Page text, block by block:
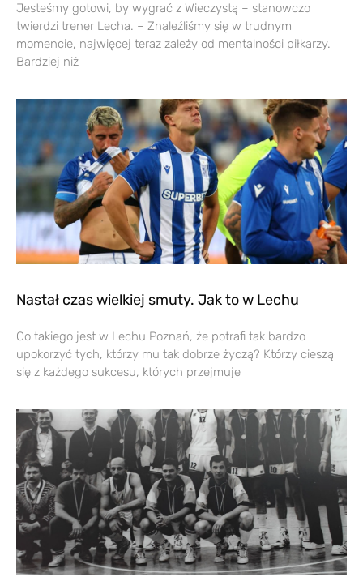
Jesteśmy gotowi, by wygrać z Wieczystą – stanowczo
twierdzi trener Lecha. – Znaleźliśmy się w trudnym
momencie, najwięcej teraz zależy od mentalności piłkarzy.
Bardziej niż
Nastał czas wielkiej smuty. Jak to w Lechu
Co takiego jest w Lechu Poznań, że potrafi tak bardzo
upokorzyć tych, którzy mu tak dobrze życzą? Którzy cieszą
się z każdego sukcesu, których przejmuje